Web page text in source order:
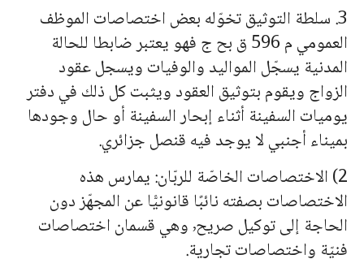
3. سلطة التوثيق تخوّله بعض اختصاصات الموظف
العمومي م 596 ق بح ج فهو يعتبر ضابطا للحالة
المدنية يسجّل المواليد والوفيات ويسجل عقود
الزواج ويقوم بتوثيق العقود ويثبت كل ذلك في دفتر
يوميات السفينة أثناء إبحار السفينة أو حال وجودها
بميناء أجنبي لا يوجد فيه قنصل جزائري.
2) الاختصاصات الخاصّة للربّان: يمارس هذه
الاختصاصات بصفته نائبًا قانونيًّا عن المجهّز دون
الحاجة إلى توكيل صريح٬ وهي قسمان اختصاصات
فنيّة واختصاصات تجارية.